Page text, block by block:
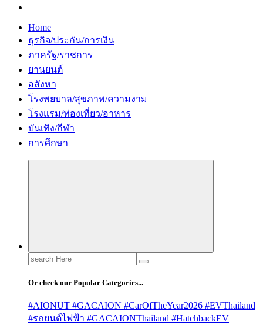
Home
ธุรกิจ/ประกัน/การเงิน
ภาครัฐ/ราชการ
ยานยนต์
อสังหา
โรงพยบาล/สุขภาพ/ความงาม
โรงแรม/ท่องเที่ยว/อาหาร
บันเทิง/กีฬา
การศึกษา
Search
for:
Or check our Popular Categories...
#AIONUT #GACAION #CarOfTheYear2026 #EVThailand
#รถยนต์ไฟฟ้า #GACAIONThailand #HatchbackEV